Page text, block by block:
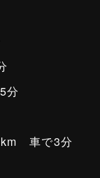
分
車で3分